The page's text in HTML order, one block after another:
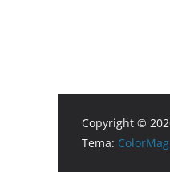
Copyright ©
Tema: ColorMag